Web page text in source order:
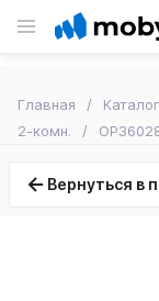
Главная Каталог
2-комн.
Вернуться в